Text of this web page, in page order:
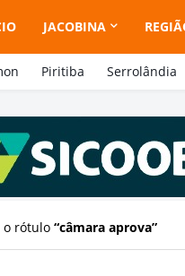
JACOBINA
Piritiba Serrolândia
o rótulo câmara aprova